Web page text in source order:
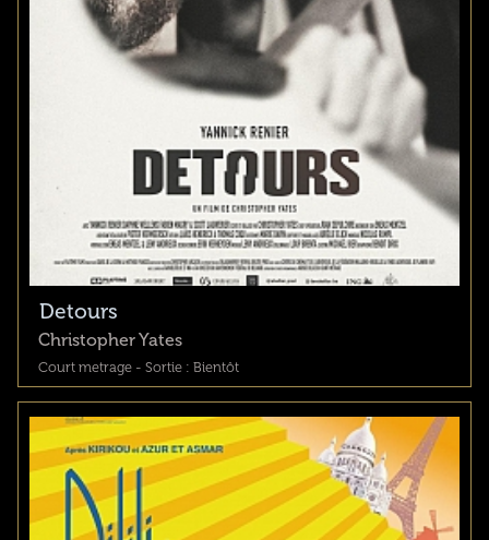
Detours
Christopher Yates
Court metrage - Sortie : Bientôt